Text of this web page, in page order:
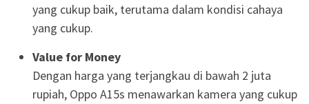
yang cukup baik, terutama dalam kondisi cahaya
yang cukup.
Value for Money
Dengan harga yang terjangkau di bawah 2 juta
rupiah, Oppo A15s menawarkan kamera yang cukup